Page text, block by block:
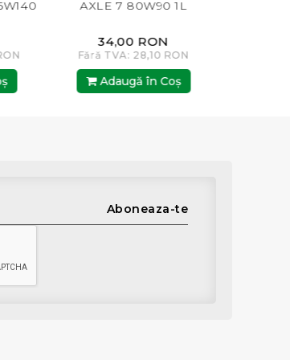
AXLE 7 80W90 1L
34,00 RON
Fără TVA: 28,10 RON
Adaugă în Coş
Aboneaza-te